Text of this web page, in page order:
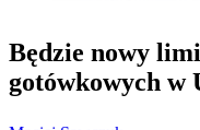
Będzie nowy
gotówkowych w